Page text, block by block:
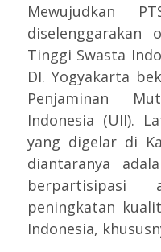
Mewujudkan
diselenggarakan
Tinggi Swasta
DI. Yogyakarta
Penjaminan
Indonesia (UII).
yang digelar di
diantaranya
peningkatan
Indonesia,